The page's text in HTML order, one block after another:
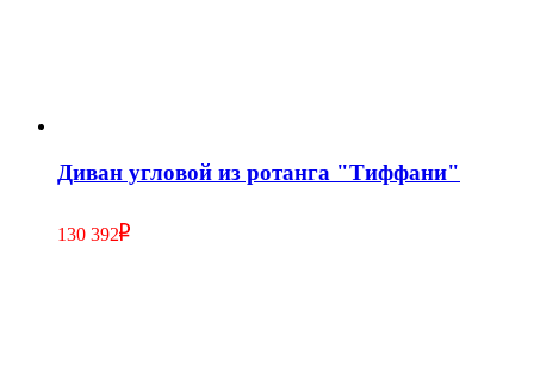
Диван угловой из ротанга "Тиффани"
130 392